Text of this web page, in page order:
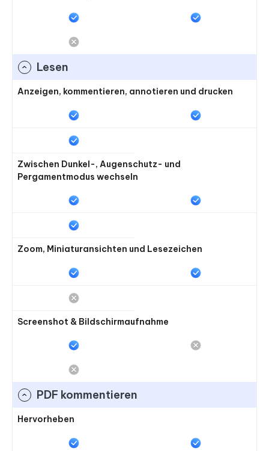
Lesen
Anzeigen, kommentieren, annotieren und drucken
Zwischen Dunkel-, Augenschutz- und
Pergamentmodus wechseln
Zoom, Miniaturansichten und Lesezeichen
Screenshot & Bildschirmaufnahme
PDF kommentieren
Hervorheben